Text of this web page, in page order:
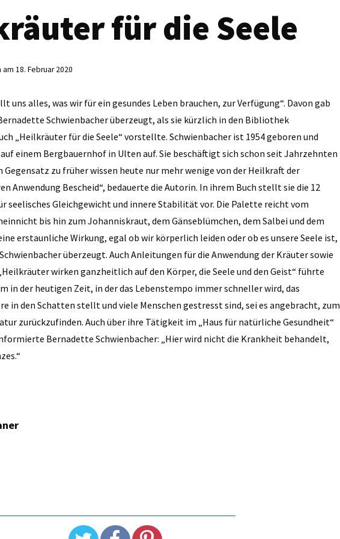
für die Seele
18. Februar 2020
uns alles, was wir für ein gesundes Leben brauchen, zur Verfügung“. Davon gab
Schwienbacher überzeugt, als sie kürzlich in den Bibliothek
„Heilkräuter für die Seele“ vorstellte. Schwienbacher ist 1954 geboren und
einem Bergbauernhof in Ulten auf. Sie beschäftigt sich schon seit Jahrzehnten
zu früher wissen heute nur mehr wenige von der Heilkraft der
Anwendung Bescheid“, bedauerte die Autorin. In ihrem Buch stellt sie die 12
Gleichgewicht und innere Stabilität vor. Die Palette reicht vom
bis hin zum Johanniskraut, dem Gänseblümchen, dem Salbei und dem
erstaunliche Wirkung, egal ob wir körperlich leiden oder ob es unsere Seele ist,
überzeugt. Auch Anleitungen für die Anwendung der Kräuter sowie
wirken ganzheitlich auf den Körper, die Seele und den Geist“ führte
in der heutigen Zeit, in der das Lebenstempo immer schneller wird, das
in den Schatten stellt und viele Menschen gestresst sind, sei es angebracht, zum
zurückzufinden. Auch über ihre Tätigkeit im „Haus für natürliche Gesundheit“
Bernadette Schwienbacher: „Hier wird nicht die Krankheit behandelt,